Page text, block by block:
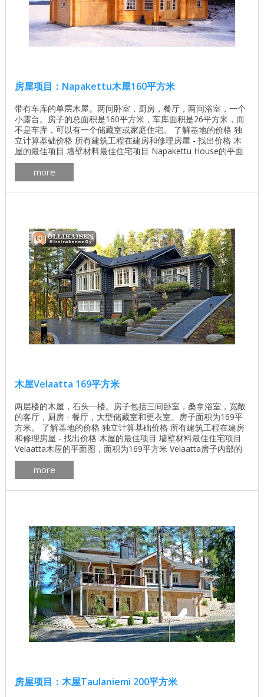
房屋项目：Napakettu木屋160平方米
带有车库的单层木屋。两间卧室，厨房，餐厅，两间浴室，一个
小露台。房子的总面积是160平方米，车库面积是26平方米，而
不是车库，可以有一个储藏室或家庭住宅。 了解基地的价格 独
立计算基础价格 所有建筑工程在建房和修理房屋 - 找出价格 木
屋的最佳项目 墙壁材料最佳住宅项目 Napakettu House的平面
图 Napakettu房子内部摄影 ...
more
木屋Velaatta 169平方米
两层楼的木屋，石头一楼。房子包括三间卧室，桑拿浴室，宽敞
的客厅，厨房 - 餐厅，大型储藏室和更衣室。房子面积为169平
方米。 了解基地的价格 独立计算基础价格 所有建筑工程在建房
和修理房屋 - 找出价格 木屋的最佳项目 墙壁材料最佳住宅项目
Velaatta木屋的平面图，面积为169平方米 Velaatta房子内部的
几张照片 房子Velaatta门面的计划 ...
more
房屋项目：木屋Taulaniemi 200平方米